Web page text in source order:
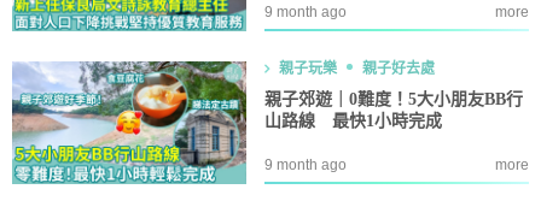
9 month ago more
親子玩樂 親子好去處
親子郊遊｜0難度！5大小朋友BB行
山路線 最快1小時完成
9 month ago more